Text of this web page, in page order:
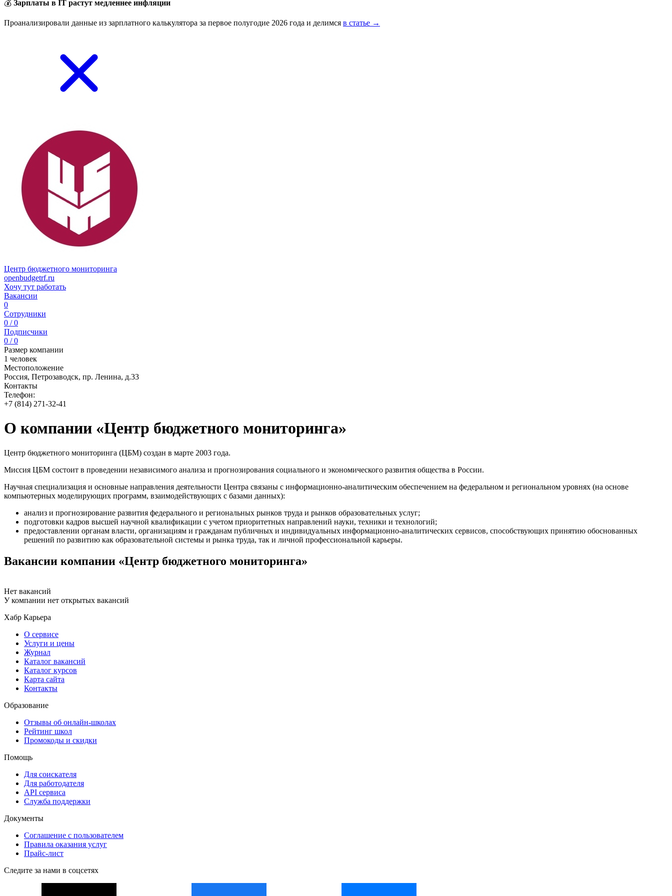
💰 Зарплаты в IT растут медленнее инфляции
Проанализировали данные из зарплатного калькулятора за первое полугодие 2026 года и делимся в статье →
Центр бюджетного мониторинга
openbudgetrf.ru
Хочу тут работать
Вакансии
0
Сотрудники
0 / 0
Подписчики
0 / 0
Размер компании
1 человек
Местоположение
Россия, Петрозаводск, пр. Ленина, д.33
Контакты
Телефон:
+7 (814) 271-32-41
О компании «Центр бюджетного мониторинга»
Центр бюджетного мониторинга (ЦБМ) создан в марте 2003 года.
Миссия ЦБМ состоит в проведении независимого анализа и прогнозирования социального и экономического развития общества в России.
Научная специализация и основные направления деятельности Центра связаны с информационно-аналитическим обеспечением на федеральном и региональном уровнях (на основе
компьютерных моделирующих программ, взаимодействующих с базами данных):
анализ и прогнозирование развития федерального и региональных рынков труда и рынков образовательных услуг;
подготовки кадров высшей научной квалификации с учетом приоритетных направлений науки, техники и технологий;
предоставлении органам власти, организациям и гражданам публичных и индивидуальных информационно-аналитических сервисов, способствующих принятию обоснованных
решений по развитию как образовательной системы и рынка труда, так и личной профессиональной карьеры.
Вакансии компании «Центр бюджетного мониторинга»
Нет вакансий
У компании нет открытых вакансий
Хабр Карьера
О сервисе
Услуги и цены
Журнал
Каталог вакансий
Каталог курсов
Карта сайта
Контакты
Образование
Отзывы об онлайн-школах
Рейтинг школ
Промокоды и скидки
Помощь
Для соискателя
Для работодателя
API сервиса
Служба поддержки
Документы
Соглашение с пользователем
Правила оказания услуг
Прайс-лист
Следите за нами в соцсетях